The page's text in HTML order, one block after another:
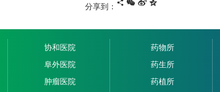
分享到：
协和医院
阜外医院
肿瘤医院
药物所
药生所
药植所